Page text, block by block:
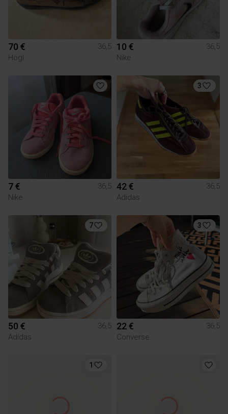
70 €
36,5
Högl
10 €
36,5
Nike
7 €
36,5
Nike
3
42 €
36,5
Adidas
7
50 €
36,5
Adidas
3
22 €
36,5
Converse
1